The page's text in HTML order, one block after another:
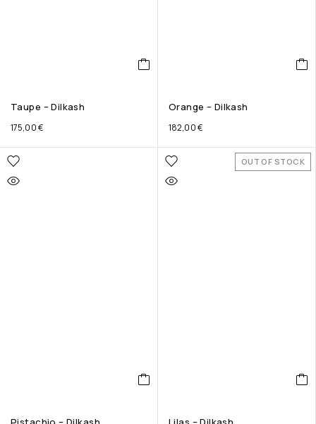
Taupe – Dilkash
175,00€
Orange – Dilkash
182,00€
OUT OF STOCK